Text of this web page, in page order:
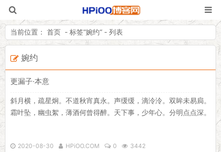
当前位置： 首页 - 标签“婉约“ - 列表
婉约
更漏子·本意
斜月横，疏星炯。不道秋宵真永。声缓缓，滴泠泠。双眸未易扃。
霜叶坠，幽虫絮，薄酒何曾得醉。天下事，少年心。分明点点深。
2020-08-30 HPiOO.COM 0 3442